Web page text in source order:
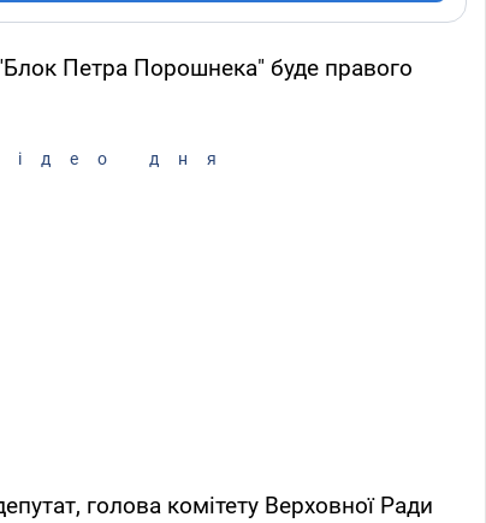
"Блок Петра Порошнека" буде правого
дня
голова комітету Верховної Ради